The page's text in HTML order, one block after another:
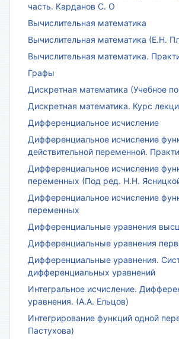
часть. Карданов С. О
Вычислительная математика
Вычислительная математика (Е.Н.
Вычислительная математика.
Графы
Дискретная математика (Учебное
Дискретная математика. Курс
Дифференциальное исчисление
Дифференциальное исчисление
действительной переменной.
Дифференциальное исчисление
переменных (Под ред. Н.Н.
Дифференциальное исчисление
переменных
Дифференциальные уравнения
Дифференциальные уравнения
Дифференциальные уравнения.
дифференциальных уравнений
Интегральное исчисление.
уравнения. (А.А. Ельцов)
Интегрирование функций одной
Пастухова)